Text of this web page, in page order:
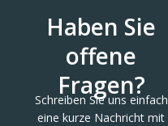
Haben Sie
offene
Fragen?
Schreiben Sie uns einfach
eine kurze Nachricht mit